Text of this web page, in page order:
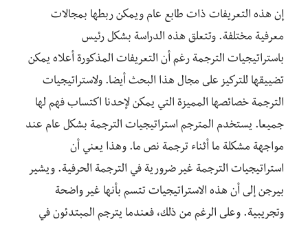
إن هذه التعريفات ذات طابع عام ويمكن ربطها بمجالات
معرفية مختلفة. وتتعلق هذه الدراسة بشكل رئيس
باستراتيجيات الترجمة رغم أن التعريفات المذكورة أعلاه يمكن
تضييقها للتركيز على مجال هذا البحث أيضا. ولاستراتيجيات
الترجمة خصائصها المميزة التي يمكن لإحدنا اكتساب فهم لها
جميعا. يستخدم المترجم استراتيجيات الترجمة بشكل عام عند
مواجهة مشكلة ما أثناء ترجمة نص ما. وهذا يعني أن
استراتيجيات الترجمة غير ضرورية في الترجمة الحرفية. ويشير
بيرجن إلى أن هذه الاستراتيجيات تتسم بأنها غير واضحة
وتجريبية. وعلى الرغم من ذلك، فعندما يترجم المبتدئون في